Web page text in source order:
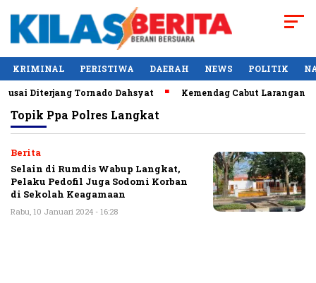
KRIMINAL PERISTIWA DAERAH NEWS POLITIK
Diterjang Tornado Dahsyat Kemendag Cabut Larangan
Topik Ppa Polres Langkat
Berita
Selain di Rumdis Wabup Langkat,
Pelaku Pedofil Juga Sodomi Korban
di Sekolah Keagamaan
Rabu, 10 Januari 2024 - 16:28